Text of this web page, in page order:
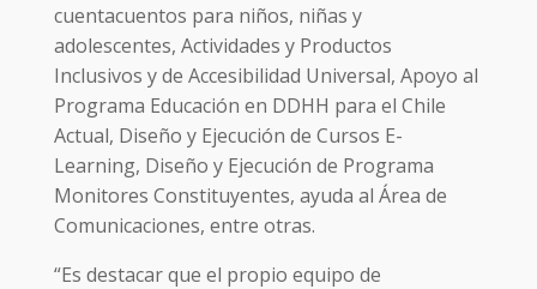
cuentacuentos para niños, niñas y
adolescentes, Actividades y Productos
Inclusivos y de Accesibilidad Universal, Apoyo al
Programa Educación en DDHH para el Chile
Actual, Diseño y Ejecución de Cursos E-
Learning, Diseño y Ejecución de Programa
Monitores Constituyentes, ayuda al Área de
Comunicaciones, entre otras.
“Es destacar que el propio equipo de